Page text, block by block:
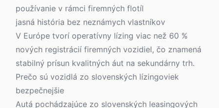
používanie v rámci firemných flotíl
jasná história bez neznámych vlastníkov
V Európe tvorí operatívny lízing viac než 60 %
nových registrácií firemných vozidiel, čo znamená
stabilný prísun kvalitných áut na sekundárny trh.
Prečo sú vozidlá zo slovenských lízingoviek
bezpečnejšie
Autá pochádzajúce zo slovenských leasingových